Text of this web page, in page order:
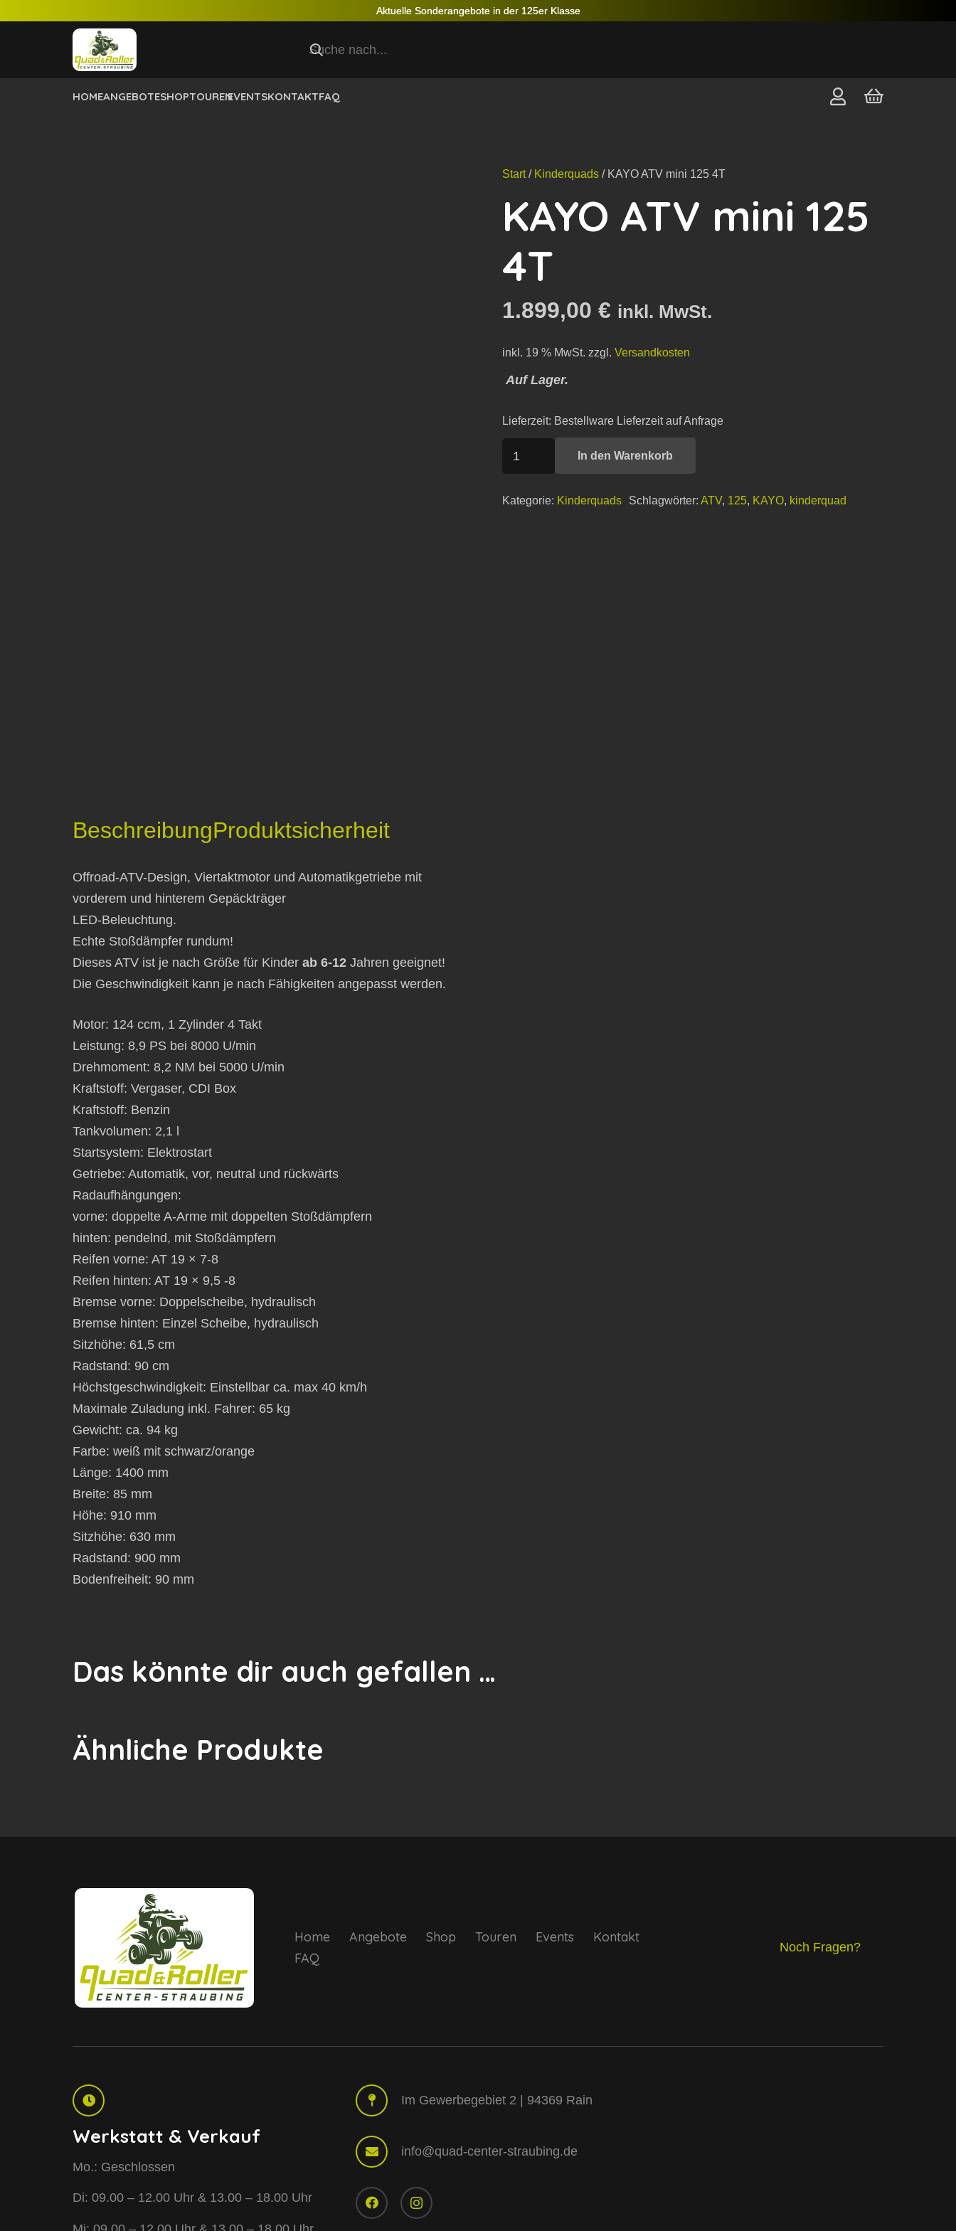
Aktuelle Sonderangebote in der 125er Klasse
HOMEANGEBOTESHOPTOURENEVENTSKONTAKTFAQ
Start/ Kinderquads / KAYO ATV mini 125 4T
KAYO ATV mini 125
4T
1.899,00€ inkl. MwSt.
inkl. 19 % MwSt. zzgl.Versandkosten
Auf Lager.
Lieferzeit: Bestellware Lieferzeit auf Anfrage
In den Warenkorb
Kategorie: Kinderquads Schlagwörter: ATV, 125, KAYO, kinderquad
BeschreibungProduktsicherheit
Offroad-ATV-Design, Viertaktmotor und Automatikgetriebe mit
vorderem und hinterem Gepäckträger
LED-Beleuchtung.
Echte Stoßdämpfer rundum!
Dieses ATV ist je nach Größe für Kinder ab 6-12 Jahren geeignet!
Die Geschwindigkeit kann je nach Fähigkeiten angepasst werden.
Motor: 124 ccm, 1 Zylinder 4 Takt
Leistung: 8,9 PS bei 8000 U/min
Drehmoment: 8,2 NM bei 5000 U/min
Kraftstoff: Vergaser, CDI Box
Kraftstoff: Benzin
Tankvolumen: 2,1 l
Startsystem: Elektrostart
Getriebe: Automatik, vor, neutral und rückwärts
Radaufhängungen:
vorne: doppelte A-Arme mit doppelten Stoßdämpfern
hinten: pendelnd, mit Stoßdämpfern
Reifen vorne: AT 19 × 7-8
Reifen hinten: AT 19 × 9,5 -8
Bremse vorne: Doppelscheibe, hydraulisch
Bremse hinten: Einzel Scheibe, hydraulisch
Sitzhöhe: 61,5 cm
Radstand: 90 cm
Höchstgeschwindigkeit: Einstellbar ca. max 40 km/h
Maximale Zuladung inkl. Fahrer: 65 kg
Gewicht: ca. 94 kg
Farbe: weiß mit schwarz/orange
Länge: 1400 mm
Breite: 85 mm
Höhe: 910 mm
Sitzhöhe: 630 mm
Radstand: 900 mm
Bodenfreiheit: 90 mm
Das könnte dir auch gefallen …
Ähnliche Produkte
Home Angebote Shop Touren Events
Kontakt
FAQ
Noch Fragen?
Werkstatt & Verkauf
Mo.: Geschlossen
Di: 09.00 – 12.00 Uhr & 13.00 – 18.00 Uhr
Im Gewerbegebiet 2 | 94369 Rain
info@quad-center-straubing.de